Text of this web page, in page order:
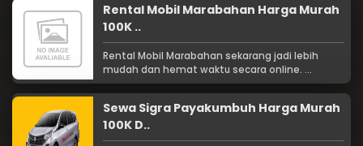
Rental Mobil Marabahan Harga Murah
100K ..
Rental Mobil Marabahan sekarang jadi lebih
mudah dan hemat waktu secara online. ...
Sewa Sigra Payakumbuh Harga Murah
100K D..